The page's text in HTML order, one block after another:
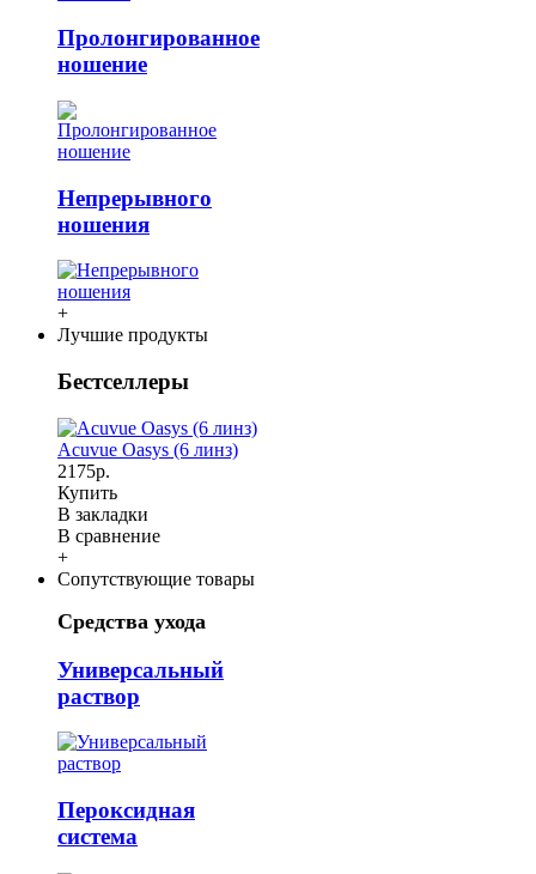
Пролонгированное
ношение
Непрерывного
ношения
+
Лучшие продукты
Бестселлеры
Acuvue Oasys (6 линз)
2175р.
Купить
В закладки
В сравнение
+
Сопутствующие товары
Средства ухода
Универсальный
раствор
Пероксидная
система